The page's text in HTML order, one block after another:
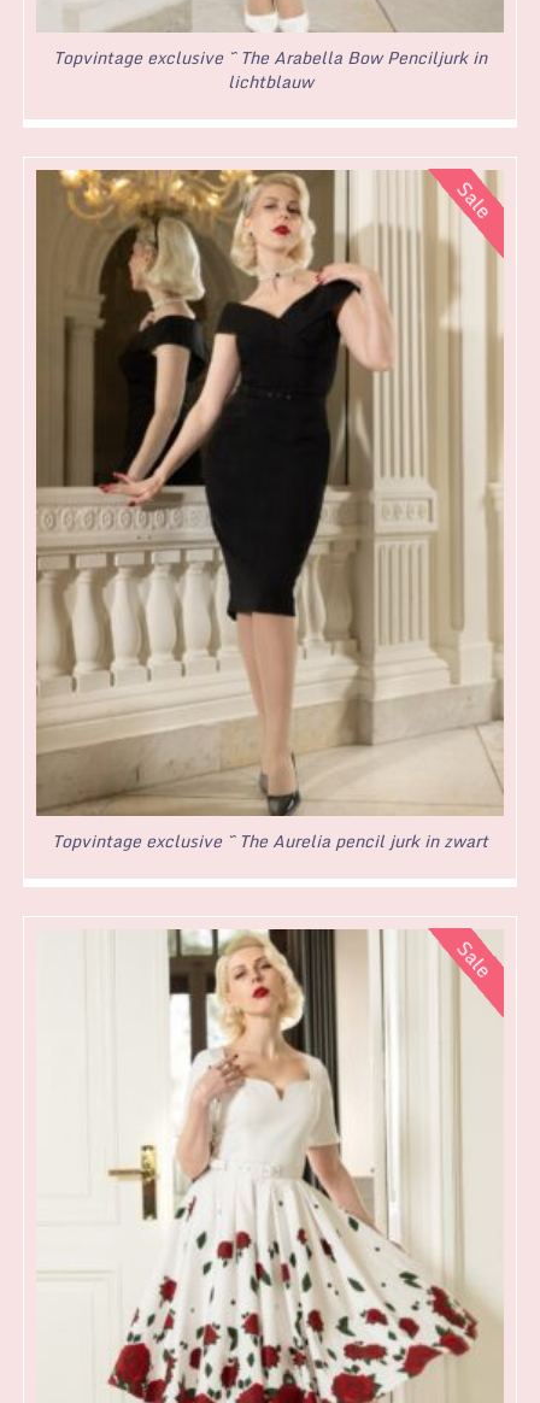
Topvintage exclusive ~ The Arabella Bow Penciljurk in
lichtblauw
Topvintage exclusive ~ The Aurelia pencil jurk in zwart